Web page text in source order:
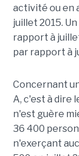
activité ou en
juillet 2015.
rapport à
par rapport à
Concernant
A, c'est à dire
n'est guère
36 400
n'exerçant